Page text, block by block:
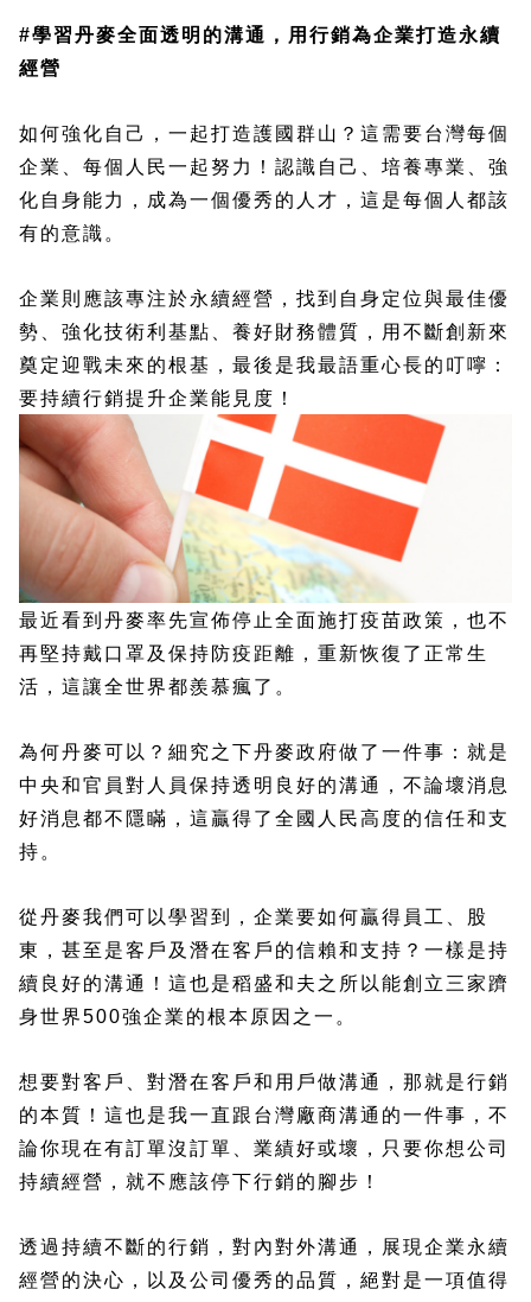
#學習丹麥全面透明的溝通，用行銷為企業打造永續
經營
如何強化自己，一起打造護國群山？這需要台灣每個
企業、每個人民一起努力！認識自己、培養專業、強
化自身能力，成為一個優秀的人才，這是每個人都該
有的意識。
企業則應該專注於永續經營，找到自身定位與最佳優
勢、強化技術利基點、養好財務體質，用不斷創新來
奠定迎戰未來的根基，最後是我最語重心長的叮嚀：
要持續行銷提升企業能見度！
最近看到丹麥率先宣佈停止全面施打疫苗政策，也不
再堅持戴口罩及保持防疫距離，重新恢復了正常生
活，這讓全世界都羨慕瘋了。
為何丹麥可以？細究之下丹麥政府做了一件事：就是
中央和官員對人員保持透明良好的溝通，不論壞消息
好消息都不隱瞞，這贏得了全國人民高度的信任和支
持。
從丹麥我們可以學習到，企業要如何贏得員工、股
東，甚至是客戶及潛在客戶的信賴和支持？一樣是持
續良好的溝通！這也是稻盛和夫之所以能創立三家躋
身世界500強企業的根本原因之一。
想要對客戶、對潛在客戶和用戶做溝通，那就是行銷
的本質！這也是我一直跟台灣廠商溝通的一件事，不
論你現在有訂單沒訂單、業績好或壞，只要你想公司
持續經營，就不應該停下行銷的腳步！
透過持續不斷的行銷，對內對外溝通，展現企業永續
經營的決心，以及公司優秀的品質，絕對是一項值得